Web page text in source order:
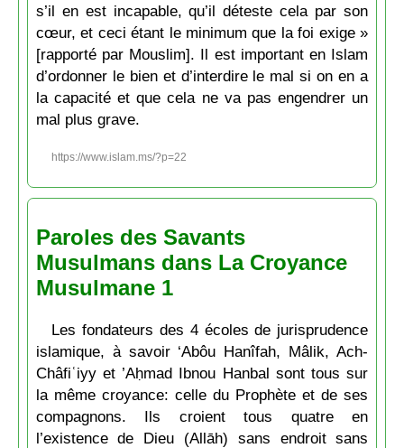
s’il en est incapable, qu’il déteste cela par son
cœur, et ceci étant le minimum que la foi exige »
[rapporté par Mouslim]. Il est important en Islam
d’ordonner le bien et d’interdire le mal si on en a
la capacité et que cela ne va pas engendrer un
mal plus grave.
https://www.islam.ms/?p=22
Paroles des Savants
Musulmans dans La Croyance
Musulmane 1
Les fondateurs des 4 écoles de jurisprudence
islamique, à savoir ‘Abôu Hanîfah, Mâlik, Ach-
Châfiʿiyy et ’Aḥmad Ibnou Hanbal sont tous sur
la même croyance: celle du Prophète et de ses
compagnons. Ils croient tous quatre en
l’existence de Dieu (Allāh) sans endroit sans